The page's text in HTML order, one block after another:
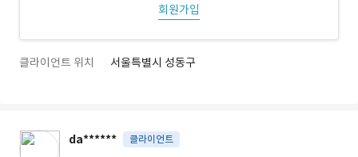
회원가입
클라이언트 위치 서울특별시 성동구
da****** 클라이언트